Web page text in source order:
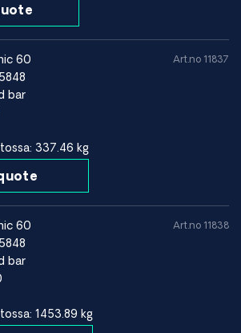
metalli-metalli-kosketus
hapot ja voimakkaasti pelkistävät
vaaditaan runsasseosteisia nikkeliseoksia
tila)
~30–40 %
60
bar
337.46 kg
Art.no 11837
60
bar
1453.89 kg
Art.no 11838